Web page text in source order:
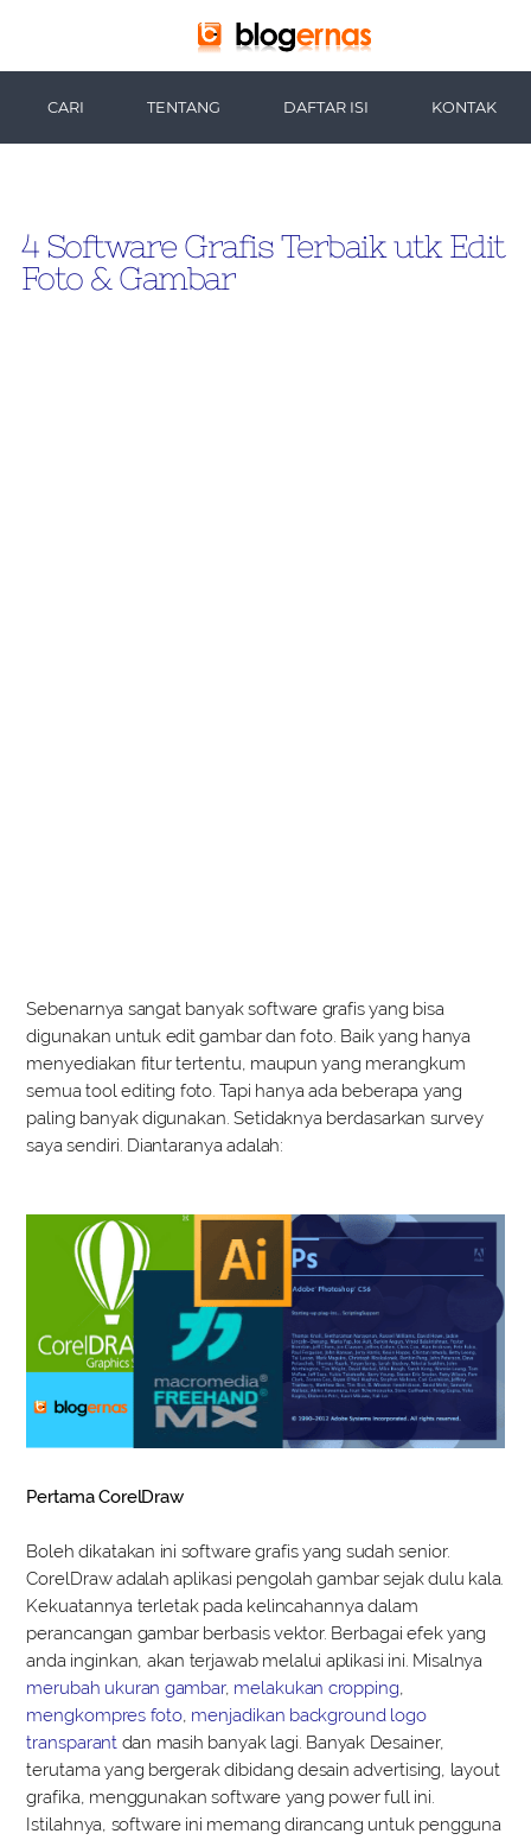
CARI TENTANG DAFTAR ISI KONTAK
4 Software Grafis Terbaik utk Edit
Foto & Gambar
Sebenarnya sangat banyak software grafis yang bisa
digunakan untuk edit gambar dan foto. Baik yang hanya
menyediakan fitur tertentu, maupun yang merangkum
semua tool editing foto. Tapi hanya ada beberapa yang
paling banyak digunakan. Setidaknya berdasarkan survey
saya sendiri. Diantaranya adalah:
Pertama CorelDraw
Boleh dikatakan ini software grafis yang sudah senior.
CorelDraw adalah aplikasi pengolah gambar sejak dulu kala.
Kekuatannya terletak pada kelincahannya dalam
perancangan gambar berbasis vektor. Berbagai efek yang
anda inginkan, akan terjawab melalui aplikasi ini. Misalnya
merubah ukuran gambar, melakukan cropping,
mengkompres foto, menjadikan background logo
transparant dan masih banyak lagi. Banyak Desainer,
terutama yang bergerak dibidang desain advertising, layout
grafika, menggunakan software yang power full ini.
Istilahnya, software ini memang dirancang untuk pengguna